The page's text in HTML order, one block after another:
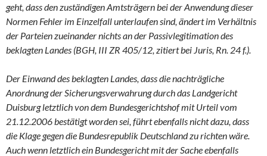
geht, dass den zuständigen Amtsträgern bei der Anwendung dieser
Normen Fehler im Einzelfall unterlaufen sind, ändert im Verhältnis
der Parteien zueinander nichts an der Passivlegitimation des
beklagten Landes (BGH, III ZR 405/12, zitiert bei Juris, Rn. 24 f.).
Der Einwand des beklagten Landes, dass die nachträgliche
Anordnung der Sicherungsverwahrung durch das Landgericht
Duisburg letztlich von dem Bundesgerichtshof mit Urteil vom
21.12.2006 bestätigt worden sei, führt ebenfalls nicht dazu, dass
die Klage gegen die Bundesrepublik Deutschland zu richten wäre.
Auch wenn letztlich ein Bundesgericht mit der Sache ebenfalls